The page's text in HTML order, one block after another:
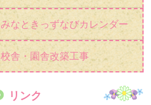
みなときっずなびカレンダー
校舎・園舎改築工事
リンク